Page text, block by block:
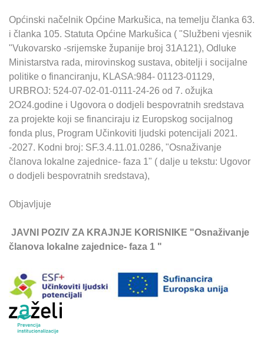
Općinski načelnik Općine Markušica, na temelju članka 63.
i članka 105. Statuta Općine Markušica ( "Službeni vjesnik
"Vukovarsko -srijemske županije broj 31A121), Odluke
Ministarstva rada, mirovinskog sustava, obitelji i socijalne
politike o financiranju, KLASA:984- 01123-01129,
URBROJ: 524-07-02-01-0111-24-26 od 7. ožujka
2O24.godine i Ugovora o dodjeli bespovratnih sredstava
za projekte koji se financiraju iz Europskog socijalnog
fonda plus, Program Učinkoviti ljudski potencijali 2021.
-2027. Kodni broj: SF.3.4.11.01.0286, "Osnaživanje
članova lokalne zajednice- faza 1" ( dalje u tekstu: Ugovor
o dodjeli bespovratnih sredstava),
Objavljuje
JAVNI POZIV ZA KRAJNJE KORISNIKE "Osnaživanje
članova lokalne zajednice- faza 1 "